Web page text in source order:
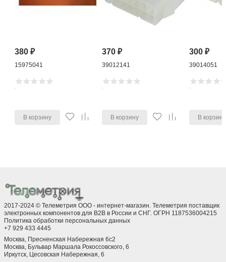
380₽
15975041
В корзину
370₽
39012141
В корзину
300₽
39014051
В корзину
2017-2024 © Телеметрия ООО - интернет-магазин. Телеметрия поставщик
электронных компонентов для B2B в России и СНГ. ОГРН 1187536004215
Политика обработки персональных данных
+7 929 433 4445
Москва, Пресненская Набережная 6с2
Москва, ​Бульвар Маршала Рокоссовского, 6
Иркутск, ​Цесовская Набережная, 6